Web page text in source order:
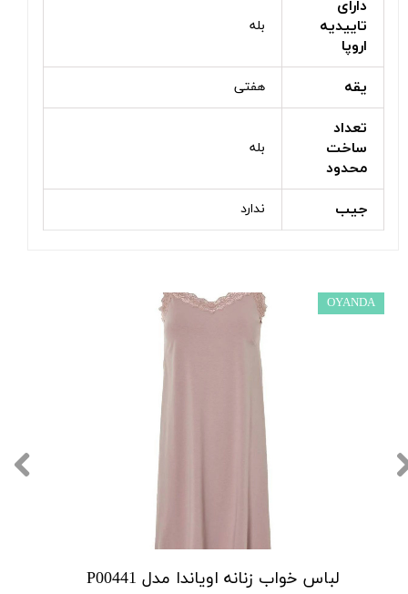
دارای
تاییدیه
اروپا
بله
یقه هفتی
تعداد
ساخت
محدود
بله
جیب ندارد
لباس خواب زنانه اویاندا مدل P00441
OYANDA